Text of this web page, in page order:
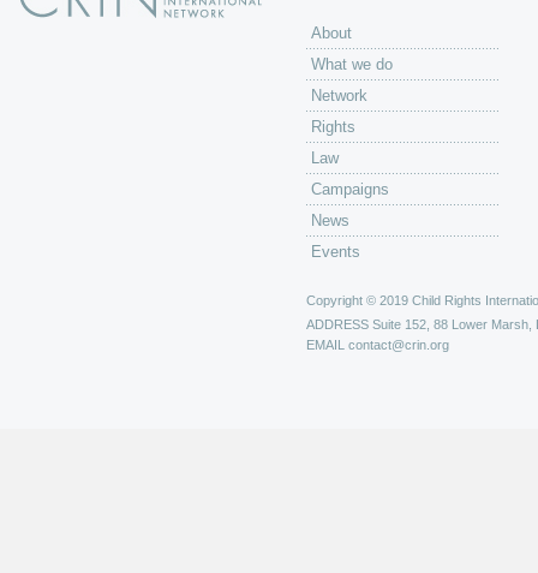
About
What we do
Network
Rights
Law
Campaigns
News
Events
Copyright © 2019 Child Rights
ADDRESS Suite 152, 88 Lower Marsh,
EMAIL contact@crin.org